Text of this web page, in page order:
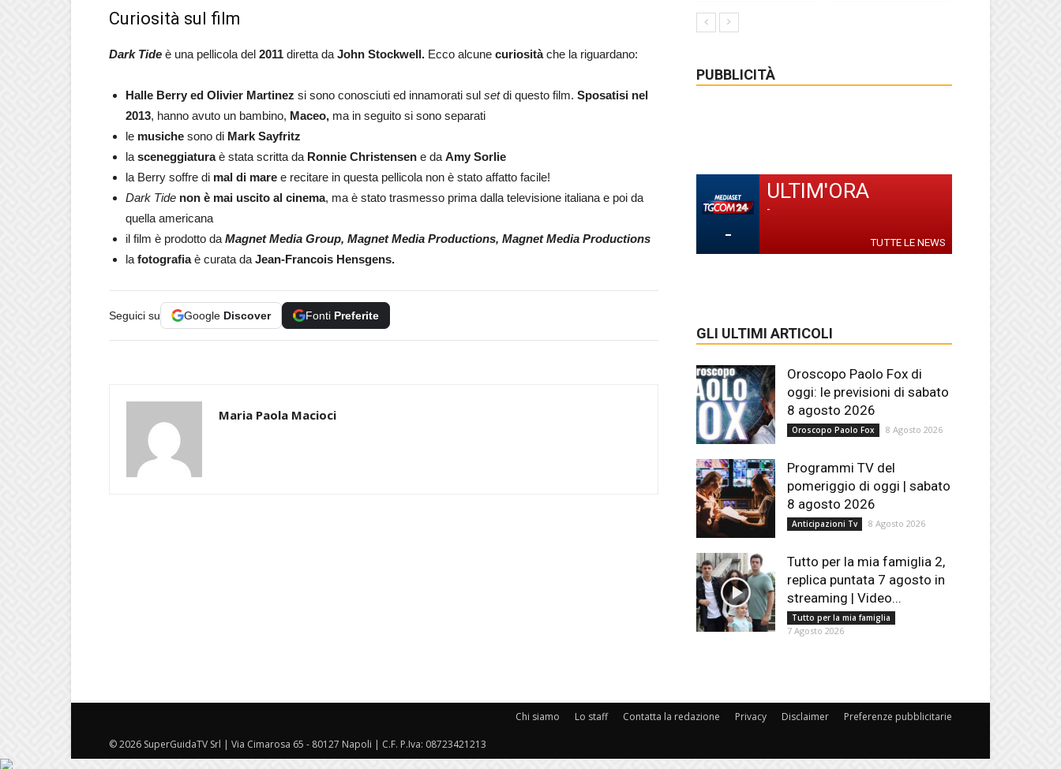
Curiosità sul film
Dark Tide è una pellicola del 2011 diretta da John Stockwell. Ecco alcune curiositàche la riguardano:
Halle Berry ed Olivier Martinez si sono conosciuti ed innamorati sul setdi questo film. Sposatisi nel
2013, hanno avuto un bambino, Maceo, ma in seguito si sono separati
le musiche sono di Mark Sayfritz
la sceneggiaturaè stata scritta da Ronnie Christensen e da Amy Sorlie
la Berry soffre di mal di mare e recitare in questa pellicola non è stato affatto facile!
Dark Tide non è mai uscito al cinema, ma è stato trasmesso prima dalla televisione italiana e poi da
quella americana
il film è prodotto da Magnet Media Group, Magnet Media Productions, Magnet Media Productions
la fotografiaè curata da Jean-Francois Hensgens.
Seguici su Google Discover Fonti Preferite
Maria Paola Macioci
PUBBLICITÀ
-
ULTIM'ORA
-
TUTTE LE NEWS
GLI ULTIMI ARTICOLI
Oroscopo Paolo Fox di
oggi: le previsioni di sabato
8 agosto 2026
Oroscopo Paolo Fox 8 Agosto 2026
Programmi TV del
pomeriggio di oggi | sabato
8 agosto 2026
Anticipazioni Tv 8 Agosto 2026
Tutto per la mia famiglia 2,
replica puntata 7 agosto in
streaming | Video...
Tutto per la mia famiglia
7 Agosto 2026
Chi siamo Lo staff Contatta la redazione Privacy Disclaimer Preferenze pubblicitarie
© 2026 SuperGuidaTV Srl | Via Cimarosa 65 - 80127 Napoli | C.F. P.Iva: 08723421213